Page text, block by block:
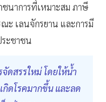
นาการที่เหมาะสม ภาษี
ะ เลนจักรยาน และการมี
ะชาชน
ดสรรใหม่ โดยให้น้ำ
ดโรคมากขึ้น และลด